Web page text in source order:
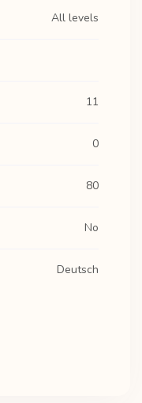
All levels
11
0
80
No
Deutsch